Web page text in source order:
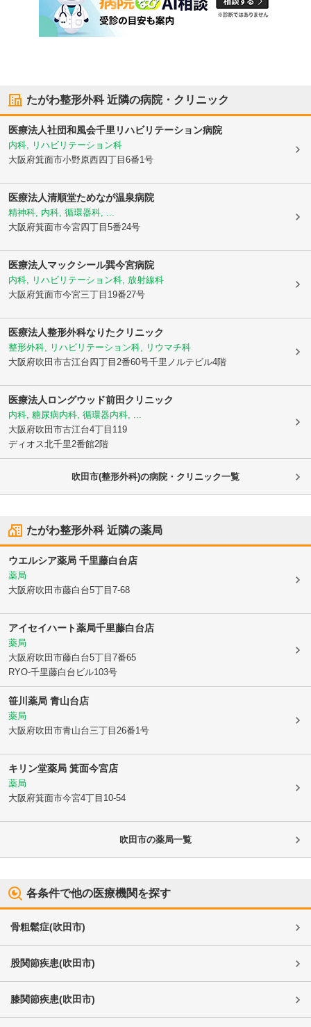
たがわ整形外科近隣の病院・クリニック
医療法人社団和風会千里リハビリテーション病院
内科, リハビリテーション科
大阪府箕面市小野原西四丁目6番1号
医療法人清順堂ためなが温泉病院
精神科, 内科, 循環器科, ...
大阪府箕面市今宮四丁目5番24号
医療法人マックシール巽今宮病院
内科, リハビリテーション科, 放射線科
大阪府箕面市今宮三丁目19番27号
医療法人整形外科なりたクリニック
整形外科, リハビリテーション科, リウマチ科
大阪府吹田市古江台四丁目2番60号千里ノルテビル4階
医療法人ロングウッド前田クリニック
内科, 糖尿病内科, 循環器内科, ...
大阪府吹田市古江台4丁目119
ディオス北千里2番館2階
吹田市(整形外科)の病院・クリニック一覧
たがわ整形外科近隣の薬局
ウエルシア薬局 千里藤白台店
薬局
大阪府吹田市藤白台5丁目7-68
アイセイハート薬局千里藤白台店
薬局
大阪府吹田市藤白台5丁目7番65
RYO-千里藤白台ビル103号
笹川薬局 青山台店
薬局
大阪府吹田市青山台三丁目26番1号
キリン堂薬局 箕面今宮店
薬局
大阪府箕面市今宮4丁目10-54
吹田市の薬局一覧
各条件で他の医療機関を探す
骨粗鬆症(吹田市)
股関節疾患(吹田市)
膝関節疾患(吹田市)